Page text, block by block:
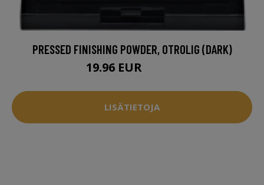
PRESSED FINISHING POWDER, OTROLIG (DARK)
19.96 EUR
LISÄTIETOJA